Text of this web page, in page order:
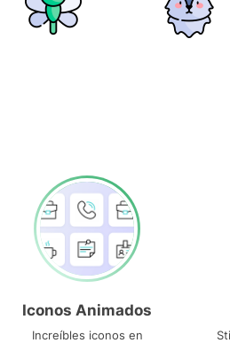
Iconos Animados
Increíbles iconos en